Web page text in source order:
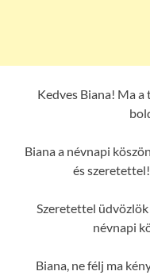
Kedves Biana! Ma a
Biana a névnapi
és
Szeretettel
névnapi
Biana, ne félj ma